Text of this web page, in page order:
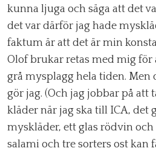
kunna ljuga och säga att det
det var därför jag hade
faktum är att det är min
Olof brukar retas med mig för
grå mysplagg hela tiden. Men
gör jag. (Och jag jobbar på att
kläder när jag ska till ICA, det
myskläder, ett glas rödvin
salami och tre sorters ost kan